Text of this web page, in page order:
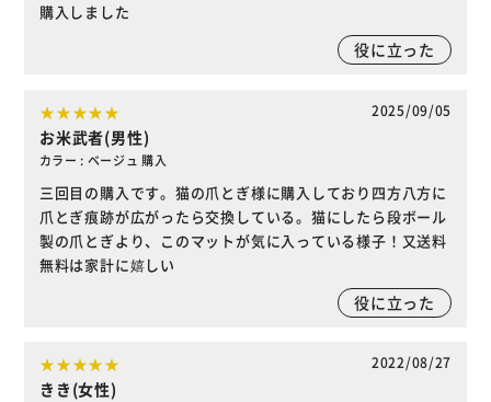
購入しました
役に立った
2025/09/05
お米武者(男性)
カラー : ベージュ 購入
三回目の購入です。猫の爪とぎ様に購入しており四方八方に
爪とぎ痕跡が広がったら交換している。猫にしたら段ボール
製の爪とぎより、このマットが気に入っている様子！又送料
無料は家計に嬉しい
役に立った
2022/08/27
きき(女性)